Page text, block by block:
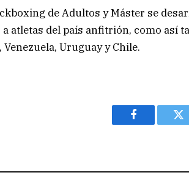
de Adultos y Máster se
atletas del país anfitrión, como así
Uruguay y Chile.
Facebook